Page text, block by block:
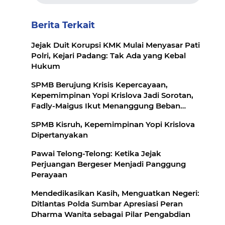
Berita Terkait
Jejak Duit Korupsi KMK Mulai Menyasar Pati
Polri, Kejari Padang: Tak Ada yang Kebal
Hukum
SPMB Berujung Krisis Kepercayaan,
Kepemimpinan Yopi Krislova Jadi Sorotan,
Fadly-Maigus Ikut Menanggung Beban
SPMB Kisruh, Kepemimpinan Yopi Krislova
Dipertanyakan
Pawai Telong-Telong: Ketika Jejak
Perjuangan Bergeser Menjadi Panggung
Perayaan
Mendedikasikan Kasih, Menguatkan Negeri:
Ditlantas Polda Sumbar Apresiasi Peran
Dharma Wanita sebagai Pilar Pengabdian